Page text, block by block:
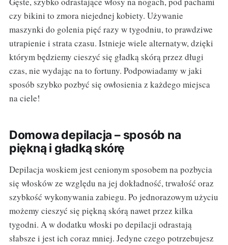
czy bikini to zmora niejednej kobiety. Używanie
maszynki do golenia pięć razy w tygodniu, to prawdziwe
utrapienie i strata czasu. Istnieje wiele alternatyw, dzięki
którym będziemy cieszyć się gładką skórą przez długi
czas, nie wydając na to fortuny. Podpowiadamy w jaki
sposób szybko pozbyć się owłosienia z każdego miejsca
na ciele!
Domowa depilacja – sposób na
piękną i gładką skórę
Depilacja woskiem jest cenionym sposobem na pozbycia
się włosków ze względu na jej dokładność, trwałość oraz
szybkość wykonywania zabiegu. Po jednorazowym użyciu
możemy cieszyć się piękną skórą nawet przez kilka
tygodni. A w dodatku włoski po depilacji odrastają
słabsze i jest ich coraz mniej. Jedyne czego potrzebujesz